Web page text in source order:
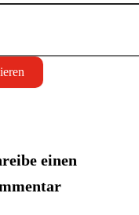
einen